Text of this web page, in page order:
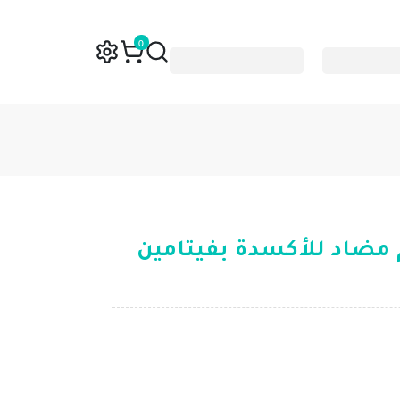
0
للأكسدة بفيتامين